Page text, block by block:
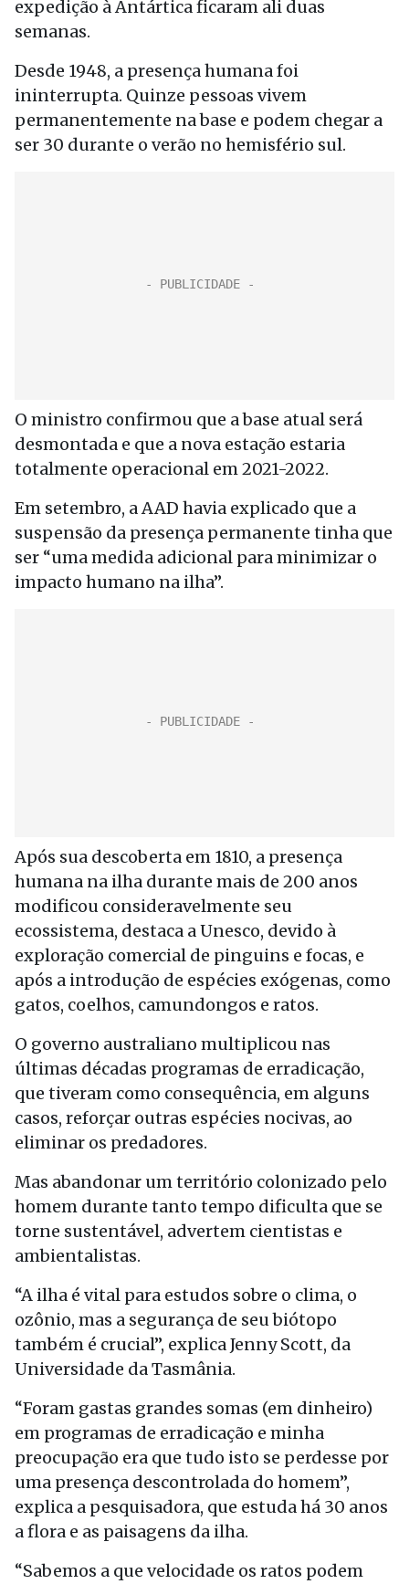
expedição à Antártica ficaram ali duas
semanas.
Desde 1948, a presença humana foi
ininterrupta. Quinze pessoas vivem
permanentemente na base e podem chegar a
ser 30 durante o verão no hemisfério sul.
O ministro confirmou que a base atual será
desmontada e que a nova estação estaria
totalmente operacional em 2021-2022.
Em setembro, a AAD havia explicado que a
suspensão da presença permanente tinha que
ser “uma medida adicional para minimizar o
impacto humano na ilha”.
Após sua descoberta em 1810, a presença
humana na ilha durante mais de 200 anos
modificou consideravelmente seu
ecossistema, destaca a Unesco, devido à
exploração comercial de pinguins e focas, e
após a introdução de espécies exógenas, como
gatos, coelhos, camundongos e ratos.
O governo australiano multiplicou nas
últimas décadas programas de erradicação,
que tiveram como consequência, em alguns
casos, reforçar outras espécies nocivas, ao
eliminar os predadores.
Mas abandonar um território colonizado pelo
homem durante tanto tempo dificulta que se
torne sustentável, advertem cientistas e
ambientalistas.
“A ilha é vital para estudos sobre o clima, o
ozônio, mas a segurança de seu biótopo
também é crucial”, explica Jenny Scott, da
Universidade da Tasmânia.
“Foram gastas grandes somas (em dinheiro)
em programas de erradicação e minha
preocupação era que tudo isto se perdesse por
uma presença descontrolada do homem”,
explica a pesquisadora, que estuda há 30 anos
a flora e as paisagens da ilha.
“Sabemos a que velocidade os ratos podem